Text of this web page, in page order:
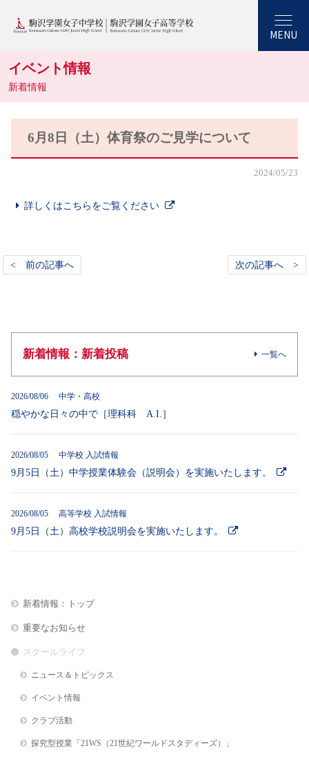
MENU
イベント情報
新着情報
6月8日（土）体育祭のご見学について
2024/05/23
詳しくはこちらをご覧ください
< 前の記事へ 次の記事へ >
新着情報：新着投稿 一覧へ
2026/08/06 中学・高校
穏やかな日々の中で［理科科 A.I.］
2026/08/05 中学校 入試情報
9月5日（土）中学授業体験会（説明会）を実施いたします。
2026/08/05 高等学校 入試情報
9月5日（土）高校学校説明会を実施いたします。
新着情報：トップ
重要なお知らせ
スクールライフ
ニュース＆トピックス
イベント情報
クラブ活動
探究型授業「21WS（21世紀ワールドスタディーズ）」